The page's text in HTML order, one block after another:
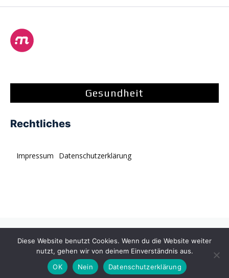
Gesundheit
Rechtliches
Impressum Datenschutzerklärung
multipurpose Prebuilt Website with a wide range of usability.
Diese Website benutzt Cookies. Wenn du die Website weiter
nutzt, gehen wir von deinem Einverständnis aus.
OK
Nein Datenschutzerklärung